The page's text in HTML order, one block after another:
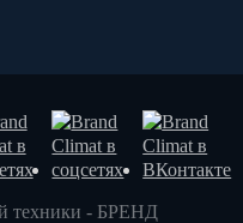
техники - БРЕНД